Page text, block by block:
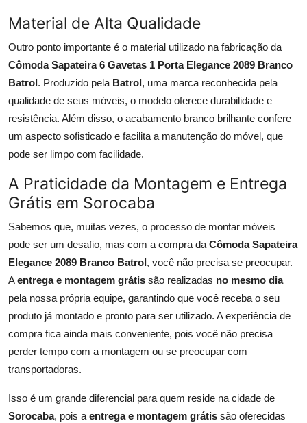
Material de Alta Qualidade
Outro ponto importante é o material utilizado na fabricação da
Cômoda Sapateira 6 Gavetas 1 Porta Elegance 2089 Branco
Batrol. Produzido pela Batrol, uma marca reconhecida pela
qualidade de seus móveis, o modelo oferece durabilidade e
resistência. Além disso, o acabamento branco brilhante confere
um aspecto sofisticado e facilita a manutenção do móvel, que
pode ser limpo com facilidade.
A Praticidade da Montagem e Entrega
Grátis em Sorocaba
Sabemos que, muitas vezes, o processo de montar móveis
pode ser um desafio, mas com a compra da Cômoda Sapateira
Elegance 2089 Branco Batrol, você não precisa se preocupar.
Aentrega e montagem grátis são realizadas no mesmo dia
pela nossa própria equipe, garantindo que você receba o seu
produto já montado e pronto para ser utilizado. A experiência de
compra fica ainda mais conveniente, pois você não precisa
perder tempo com a montagem ou se preocupar com
transportadoras.
Isso é um grande diferencial para quem reside na cidade de
Sorocaba, pois a entrega e montagem grátis são oferecidas